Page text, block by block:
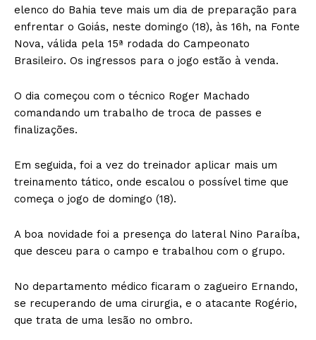
elenco do Bahia teve mais um dia de preparação para
enfrentar o Goiás, neste domingo (18), às 16h, na Fonte
Nova, válida pela 15ª rodada do Campeonato
Brasileiro. Os ingressos para o jogo estão à venda.
O dia começou com o técnico Roger Machado
comandando um trabalho de troca de passes e
finalizações.
Em seguida, foi a vez do treinador aplicar mais um
treinamento tático, onde escalou o possível time que
começa o jogo de domingo (18).
A boa novidade foi a presença do lateral Nino Paraíba,
que desceu para o campo e trabalhou com o grupo.
No departamento médico ficaram o zagueiro Ernando,
se recuperando de uma cirurgia, e o atacante Rogério,
que trata de uma lesão no ombro.